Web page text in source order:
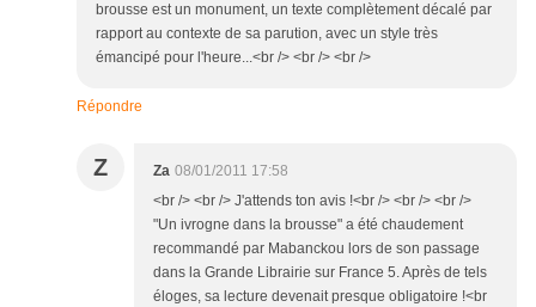
brousse est un monument, un texte complètement décalé par
rapport au contexte de sa parution, avec un style très
émancipé pour l'heure...<br /> <br /> <br />
Répondre
Z Za 08/01/2011 17:58
<br /> <br /> J'attends ton avis !<br /> <br /> <br />
"Un ivrogne dans la brousse" a été chaudement
recommandé par Mabanckou lors de son passage
dans la Grande Librairie sur France 5. Après de tels
éloges, sa lecture devenait presque obligatoire !<br